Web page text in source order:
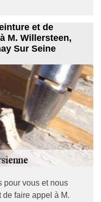
et de
M. Willersteen,
Sur Seine
pour vous et nous
faire appel à M.